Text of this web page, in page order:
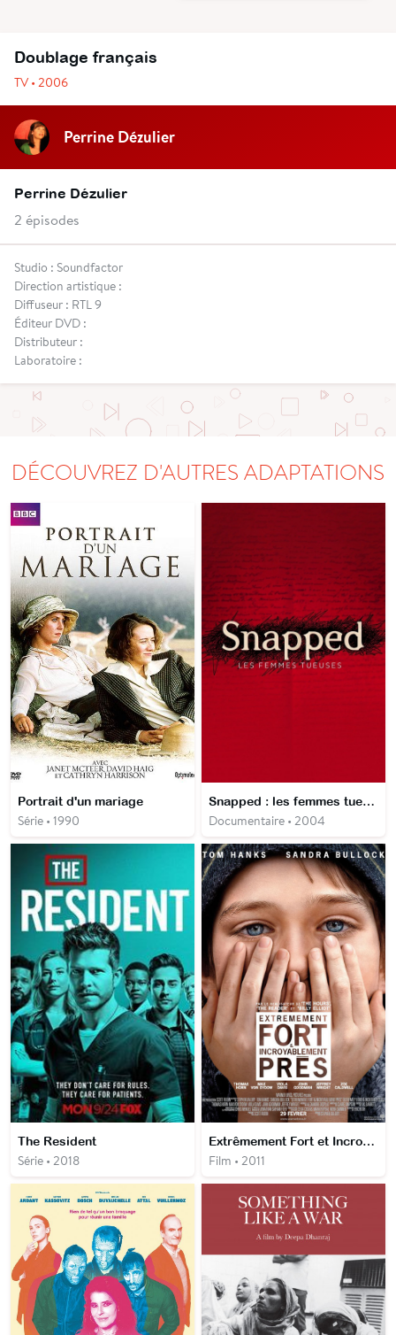
Doublage français
TV • 2006
Perrine Dézulier
Perrine Dézulier
2 épisodes
Studio : Soundfactor
Direction artistique :
Diffuseur : RTL 9
Éditeur DVD :
Distributeur :
Laboratoire :
DÉCOUVREZ D'AUTRES ADAPTATIONS
Portrait d'un mariage
Série • 1990
Snapped : les femmes tueuses
Documentaire • 2004
The Resident
Série • 2018
Extrêmement Fort et Incroyablement Près
Film • 2011